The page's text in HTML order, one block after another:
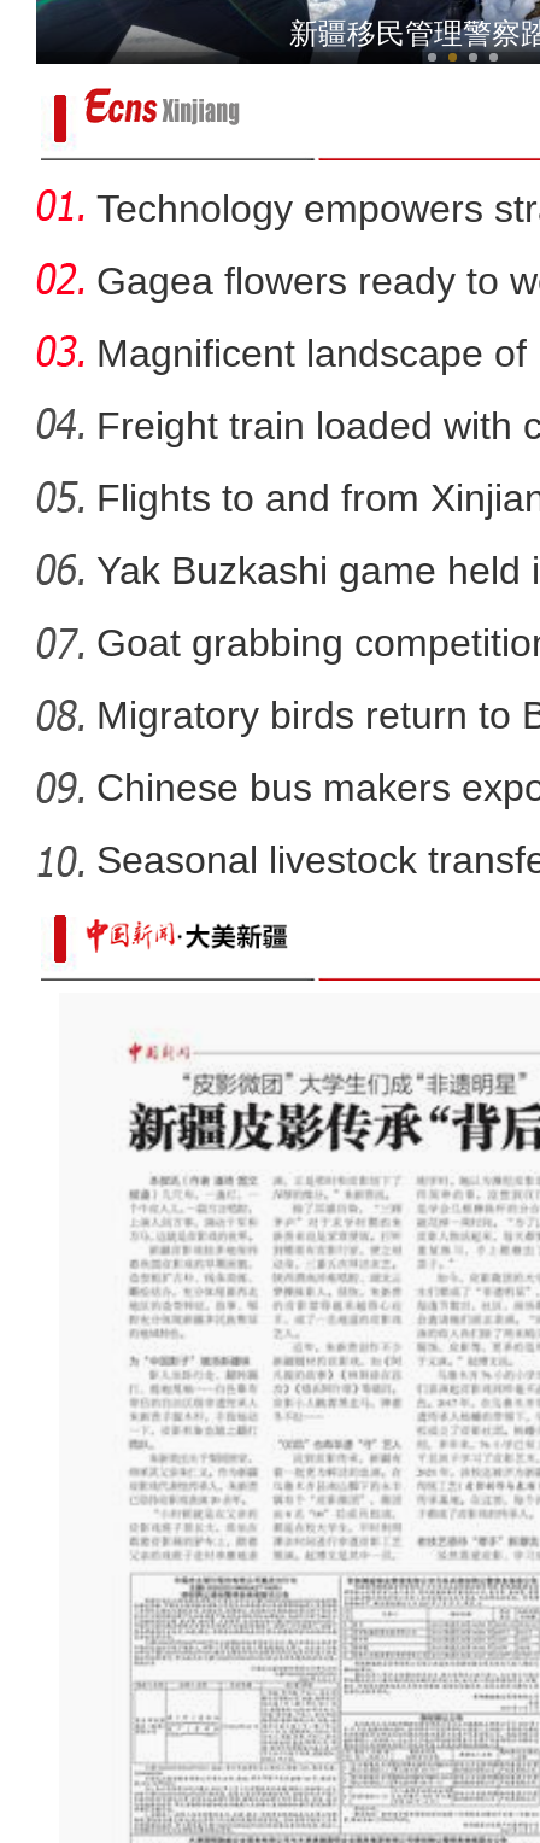
新疆“旅交会”：260多套
第三次新疆科考：阿尔金
PVC板上的中
新疆移民管理警察
Technology empowers
Xi
Gagea flowers ready to
Nal
Magnificent landscape
La
Freight train loaded with
Flights to and from
Yak Buzkashi game held
Goat grabbing
Migratory birds return to
Chinese bus makers
energy ve
Seasonal livestock